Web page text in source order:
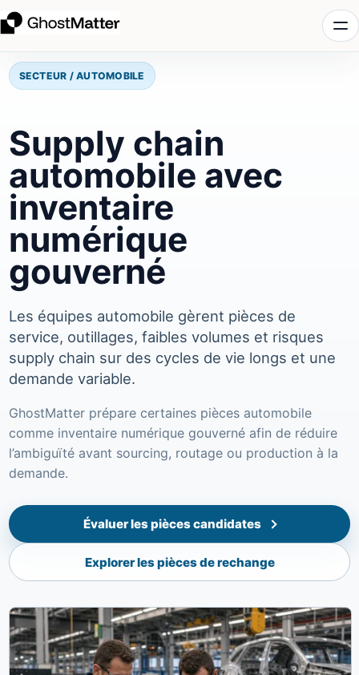
SECTEUR / AUTOMOBILE
Supply chain
automobile avec
inventaire
numérique
gouverné
Les équipes automobile gèrent pièces de
service, outillages, faibles volumes et risques
supply chain sur des cycles de vie longs et une
demande variable.
GhostMatter prépare certaines pièces automobile
comme inventaire numérique gouverné afin de réduire
l’ambiguïté avant sourcing, routage ou production à la
demande.
Évaluer les pièces candidates
Explorer les pièces de rechange